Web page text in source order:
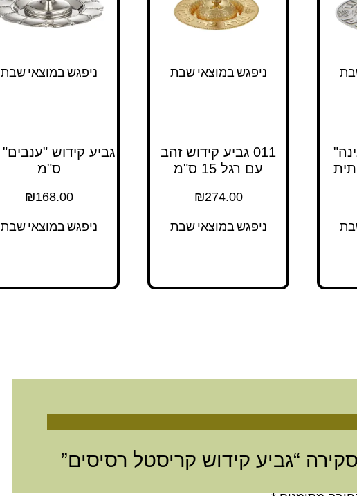
ניפגש במוצאי שבת
011 גביע קידוש זהב
עם רגל 15 ס"מ
₪274.00
ניפגש במוצאי שבת
ניפגש במוצאי שבת
ס"מ
₪168.00
ניפגש במוצאי שבת
“גביע קידוש קריסטל רסיסים”